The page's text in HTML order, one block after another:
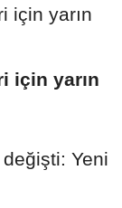
için yarın